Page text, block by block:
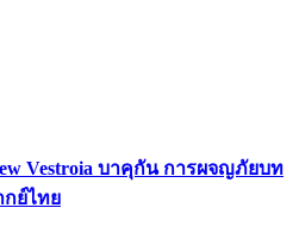
Vestroia บาคุกัน การผจญภัยบท
กย์ไทย